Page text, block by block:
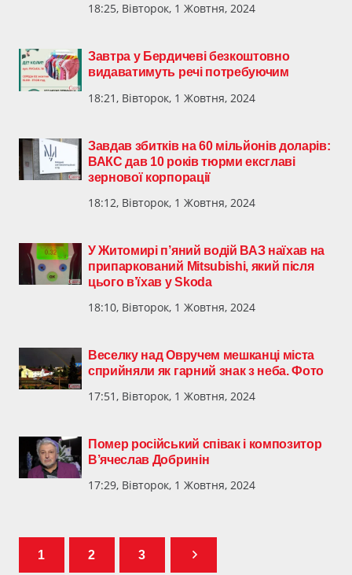
18:25, Вівторок, 1 Жовтня, 2024
Завтра у Бердичеві безкоштовно
видаватимуть речі потребуючим
18:21, Вівторок, 1 Жовтня, 2024
Завдав збитків на 60 мільйонів доларів:
ВАКС дав 10 років тюрми ексглаві
зернової корпорації
18:12, Вівторок, 1 Жовтня, 2024
У Житомирі п’яний водій ВАЗ наїхав на
припаркований Mitsubishi, який після
цього в’їхав у Skoda
18:10, Вівторок, 1 Жовтня, 2024
Веселку над Овручем мешканці міста
сприйняли як гарний знак з неба. Фото
17:51, Вівторок, 1 Жовтня, 2024
Помер російський співак і композитор
В’ячеслав Добринін
17:29, Вівторок, 1 Жовтня, 2024
1 2 3